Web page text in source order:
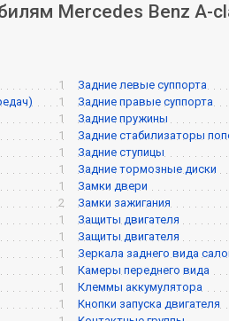
Mercedes Benz A-
1
1
1
1
1
1
1
2
1
1
1
1
1
1
Задние левые суппорта
Задние правые суппорта
Задние пружины
Задние стабилизаторы
Задние ступицы
Задние тормозные диски
Замки двери
Замки зажигания
Защиты двигателя
Защиты двигателя
Зеркала заднего вида
Камеры переднего вида
Клеммы аккумулятора
Кнопки запуска двигателя